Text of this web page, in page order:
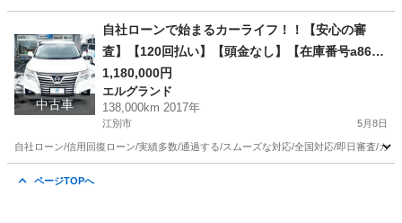
パレット ローン
中古車
自社ローンで始まるカーライフ！！【安心の審
査】【120回払い】【頭金なし】【在庫番号a86】
日産 エルグランド2.5 250ハイウェイスターS 4W
D/リース/ス自社分割 /信用回復ローン/自己破産/債
務整理/他社お断りされた方/お電話での仮審査/
1,180,000円
エルグランド
138,000km 2017年
江別市 5月8日
自社ローン/信用回復ローン/実績多数/通過する/スムーズな対応/全国対応/即日審査/カ
ページTOPへ